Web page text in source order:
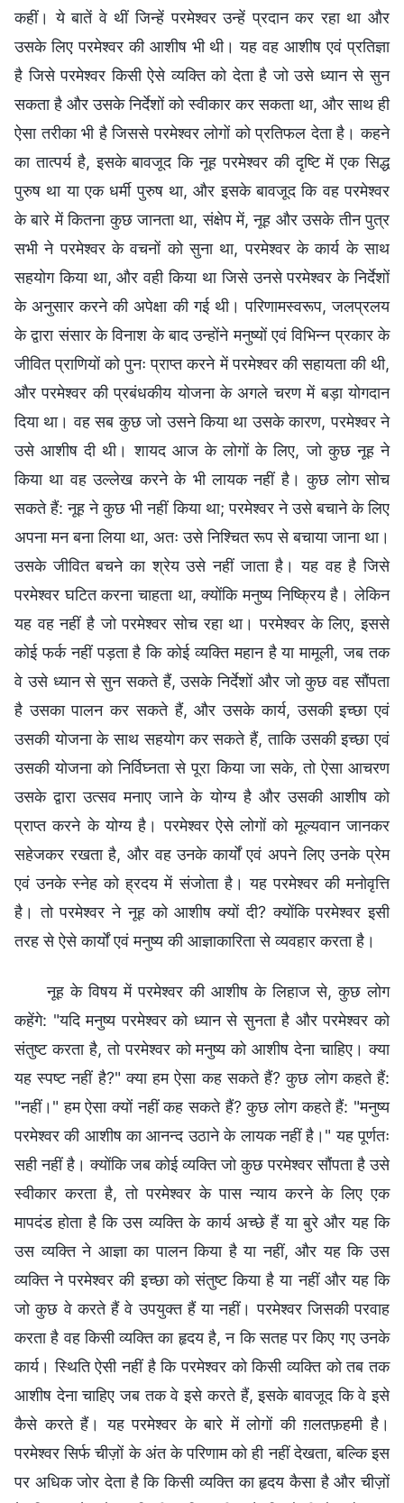
कहीं। ये बातें वे थीं जिन्हें परमेश्वर उन्हें प्रदान कर रहा था और
उसके लिए परमेश्वर की आशीष भी थी। यह वह आशीष एवं प्रतिज्ञा
है जिसे परमेश्वर किसी ऐसे व्यक्ति को देता है जो उसे ध्यान से सुन
सकता है और उसके निर्देशों को स्वीकार कर सकता था, और साथ ही
ऐसा तरीका भी है जिससे परमेश्वर लोगों को प्रतिफल देता है। कहने
का तात्पर्य है, इसके बावजूद कि नूह परमेश्वर की दृष्टि में एक सिद्ध
पुरुष था या एक धर्मी पुरुष था, और इसके बावजूद कि वह परमेश्वर
के बारे में कितना कुछ जानता था, संक्षेप में, नूह और उसके तीन पुत्र
सभी ने परमेश्वर के वचनों को सुना था, परमेश्वर के कार्य के साथ
सहयोग किया था, और वही किया था जिसे उनसे परमेश्वर के निर्देशों
के अनुसार करने की अपेक्षा की गई थी। परिणामस्वरूप, जलप्रलय
के द्वारा संसार के विनाश के बाद उन्होंने मनुष्यों एवं विभिन्न प्रकार के
जीवित प्राणियों को पुनः प्राप्त करने में परमेश्वर की सहायता की थी,
और परमेश्वर की प्रबंधकीय योजना के अगले चरण में बड़ा योगदान
दिया था। वह सब कुछ जो उसने किया था उसके कारण, परमेश्वर ने
उसे आशीष दी थी। शायद आज के लोगों के लिए, जो कुछ नूह ने
किया था वह उल्लेख करने के भी लायक नहीं है। कुछ लोग सोच
सकते हैं: नूह ने कुछ भी नहीं किया था; परमेश्वर ने उसे बचाने के लिए
अपना मन बना लिया था, अतः उसे निश्चित रूप से बचाया जाना था।
उसके जीवित बचने का श्रेय उसे नहीं जाता है। यह वह है जिसे
परमेश्वर घटित करना चाहता था, क्योंकि मनुष्य निष्क्रिय है। लेकिन
यह वह नहीं है जो परमेश्वर सोच रहा था। परमेश्वर के लिए, इससे
कोई फर्क नहीं पड़ता है कि कोई व्यक्ति महान है या मामूली, जब तक
वे उसे ध्यान से सुन सकते हैं, उसके निर्देशों और जो कुछ वह सौंपता
है उसका पालन कर सकते हैं, और उसके कार्य, उसकी इच्छा एवं
उसकी योजना के साथ सहयोग कर सकते हैं, ताकि उसकी इच्छा एवं
उसकी योजना को निर्विघ्नता से पूरा किया जा सके, तो ऐसा आचरण
उसके द्वारा उत्सव मनाए जाने के योग्य है और उसकी आशीष को
प्राप्त करने के योग्य है। परमेश्वर ऐसे लोगों को मूल्यवान जानकर
सहेजकर रखता है, और वह उनके कार्यों एवं अपने लिए उनके प्रेम
एवं उनके स्नेह को ह्रदय में संजोता है। यह परमेश्वर की मनोवृत्ति
है। तो परमेश्वर ने नूह को आशीष क्यों दी? क्योंकि परमेश्वर इसी
तरह से ऐसे कार्यों एवं मनुष्य की आज्ञाकारिता से व्यवहार करता है।
नूह के विषय में परमेश्वर की आशीष के लिहाज से, कुछ लोग
कहेंगे: "यदि मनुष्य परमेश्वर को ध्यान से सुनता है और परमेश्वर को
संतुष्ट करता है, तो परमेश्वर को मनुष्य को आशीष देना चाहिए। क्या
यह स्पष्ट नहीं है?" क्या हम ऐसा कह सकते हैं? कुछ लोग कहते हैं:
"नहीं।" हम ऐसा क्यों नहीं कह सकते हैं? कुछ लोग कहते हैं: "मनुष्य
परमेश्वर की आशीष का आनन्द उठाने के लायक नहीं है।" यह पूर्णतः
सही नहीं है। क्योंकि जब कोई व्यक्ति जो कुछ परमेश्वर सौंपता है उसे
स्वीकार करता है, तो परमेश्वर के पास न्याय करने के लिए एक
मापदंड होता है कि उस व्यक्ति के कार्य अच्छे हैं या बुरे और यह कि
उस व्यक्ति ने आज्ञा का पालन किया है या नहीं, और यह कि उस
व्यक्ति ने परमेश्वर की इच्छा को संतुष्ट किया है या नहीं और यह कि
जो कुछ वे करते हैं वे उपयुक्त हैं या नहीं। परमेश्वर जिसकी परवाह
करता है वह किसी व्यक्ति का हृदय है, न कि सतह पर किए गए उनके
कार्य। स्थिति ऐसी नहीं है कि परमेश्वर को किसी व्यक्ति को तब तक
आशीष देना चाहिए जब तक वे इसे करते हैं, इसके बावजूद कि वे इसे
कैसे करते हैं। यह परमेश्वर के बारे में लोगों की ग़लतफ़हमी है।
परमेश्वर सिर्फ चीज़ों के अंत के परिणाम को ही नहीं देखता, बल्कि इस
पर अधिक जोर देता है कि किसी व्यक्ति का हृदय कैसा है और चीज़ों